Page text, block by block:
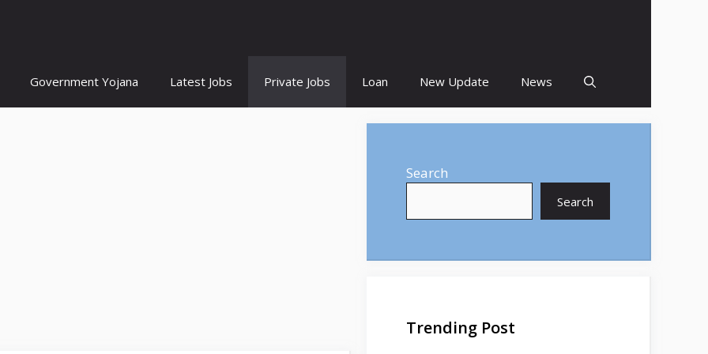
Government Yojana Latest Jobs Private Jobs Loan New Update News
Search
Search
Trending Post